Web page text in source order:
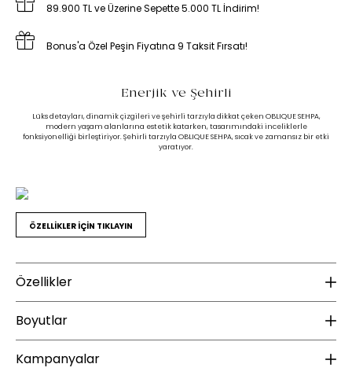
89.900 TL ve Üzerine Sepette 5.000 TL İndirim!
Bonus'a Özel Peşin Fiyatına 9 Taksit Fırsatı!
Enerjik ve Şehirli
Lüks detayları, dinamik çizgileri ve şehirli tarzıyla dikkat çeken OBLIQUE SEHPA,
modern yaşam alanlarına estetik katarken, tasarımındaki inceliklerle
fonksiyonelliği birleştiriyor. Şehirli tarzıyla OBLIQUE SEHPA, sıcak ve zamansız bir etki
yaratıyor.
ÖZELLİKLER İÇİN TIKLAYIN
Özellikler
Üst Tabla Malzeme Bilgisi : MDF Üzeri Ahşap Kaplama
Ayak Malzemesi :
Boyutlar
Yükseklik (mm) :
Kampanyalar